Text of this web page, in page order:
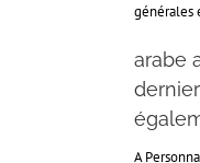
générales
arabe
A